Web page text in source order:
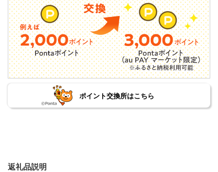
ポイント交換所はこちら
返礼品説明